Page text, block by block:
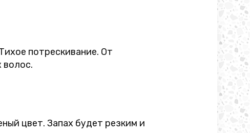
потрескивание. От
волос.
цвет. Запах будет резким и